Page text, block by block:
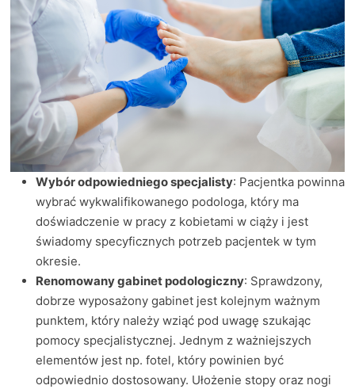
Wybór odpowiedniego specjalisty: Pacjentka powinna
wybrać wykwalifikowanego podologa, który ma
doświadczenie w pracy z kobietami w ciąży i jest
świadomy specyficznych potrzeb pacjentek w tym
okresie.
Renomowany gabinet podologiczny: Sprawdzony,
dobrze wyposażony gabinet jest kolejnym ważnym
punktem, który należy wziąć pod uwagę szukając
pomocy specjalistycznej. Jednym z ważniejszych
elementów jest np. fotel, który powinien być
odpowiednio dostosowany. Ułożenie stopy oraz nogi